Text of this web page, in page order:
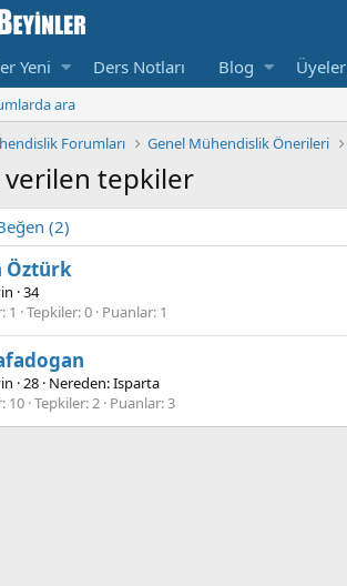
Yeni Ders Notları Blog Üyeler
ara
Forumları Genel Mühendislik Önerileri
verilen tepkiler
(2)
Öztürk
·34
1 Tepkiler 0 Puanlar 1
·28 · Nereden:Isparta
10 Tepkiler 2 Puanlar 3